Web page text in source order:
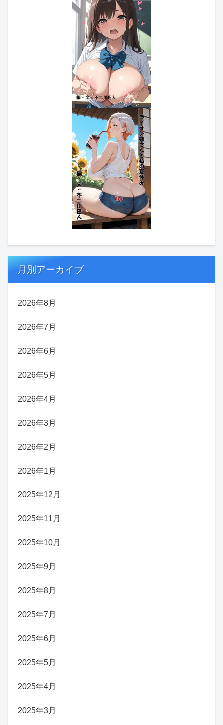
月別アーカイブ
2026年8月
2026年7月
2026年6月
2026年5月
2026年4月
2026年3月
2026年2月
2026年1月
2025年12月
2025年11月
2025年10月
2025年9月
2025年8月
2025年7月
2025年6月
2025年5月
2025年4月
2025年3月